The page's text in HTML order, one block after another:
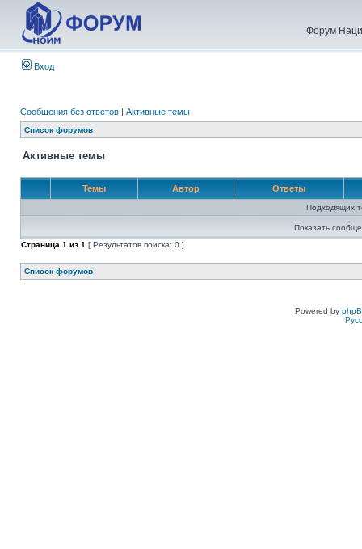
Форум
Вход
Сообщения без ответов | Активные темы
Список форумов
Активные темы
Темы Автор Ответы
Подходящих
Показать
Страница 1 из 1 [ Результатов поиска: 0 ]
Список форумов
Powered by